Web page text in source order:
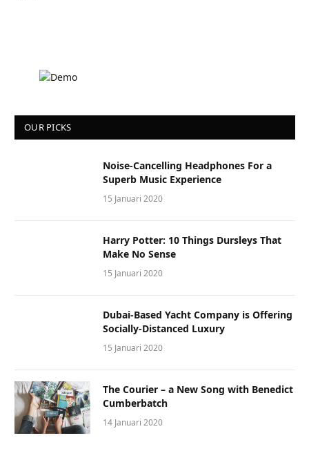
OUR PICKS
Noise-Cancelling Headphones For a
Superb Music Experience
15 Januari 2020
Harry Potter: 10 Things Dursleys That
Make No Sense
15 Januari 2020
Dubai-Based Yacht Company is Offering
Socially-Distanced Luxury
15 Januari 2020
The Courier – a New Song with Benedict
Cumberbatch
14 Januari 2020